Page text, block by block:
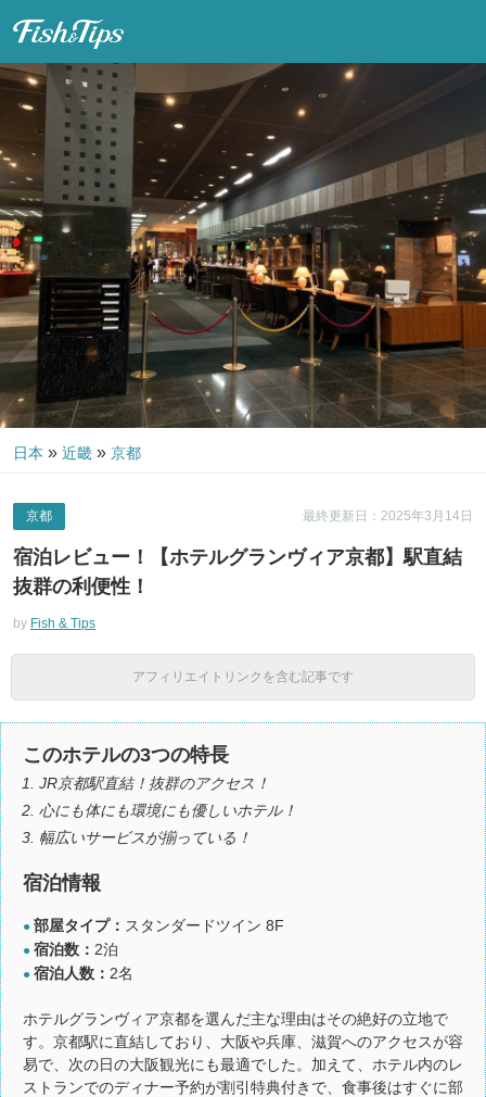
日本 » 近畿 » 京都
最終更新日：2025年3月14日
京都
宿泊レビュー！【ホテルグランヴィア京都】駅直結
抜群の利便性！
by Fish & Tips
アフィリエイトリンクを含む記事です
このホテルの3つの特長
JR京都駅直結！抜群のアクセス！
心にも体にも環境にも優しいホテル！
幅広いサービスが揃っている！
宿泊情報
● 部屋タイプ： スタンダードツイン 8F
● 宿泊数： 2泊
● 宿泊人数： 2名
ホテルグランヴィア京都を選んだ主な理由はその絶好の立地で
す。京都駅に直結しており、大阪や兵庫、滋賀へのアクセスが容
易で、次の日の大阪観光にも最適でした。加えて、ホテル内のレ
ストランでのディナー予約が割引特典付きで、食事後はすぐに部